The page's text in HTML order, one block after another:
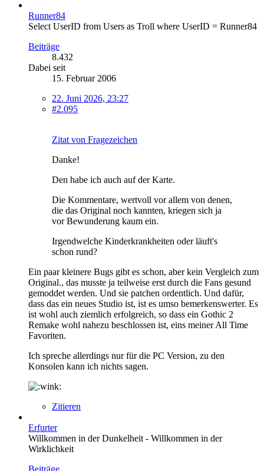
Runner84
Select UserID from Users as Troll where UserID = Runner84
Beiträge
8.432
Dabei seit
15. Februar 2006
22. Juni 2026, 23:27
#2.095
Zitat von Fragezeichen
Danke!
Den habe ich auch auf der Karte.
Die Kommentare, wertvoll vor allem von denen,
die das Original noch kannten, kriegen sich ja
vor Bewunderung kaum ein.
Irgendwelche Kinderkrankheiten oder läuft's
schon rund?
Ein paar kleinere Bugs gibt es schon, aber kein Vergleich zum
Original., das musste ja teilweise erst durch die Fans gesund
gemoddet werden. Und sie patchen ordentlich. Und dafür,
dass das ein neues Studio ist, ist es umso bemerkenswerter. Es
ist wohl auch ziemlich erfolgreich, so dass ein Gothic 2
Remake wohl nahezu beschlossen ist, eins meiner All Time
Favoriten.
Ich spreche allerdings nur für die PC Version, zu den
Konsolen kann ich nichts sagen.
Zitieren
Erfurter
Willkommen in der Dunkelheit - Willkommen in der
Wirklichkeit
Beiträge